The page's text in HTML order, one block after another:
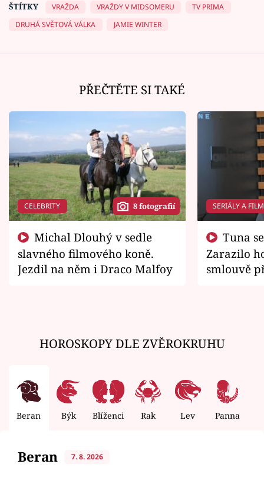
ŠTÍTKY
VRAŽDA VRAŽDY V MIDSOMERU
TV PRIMA
DRUHÁ SVĚTOVÁ VÁLKA
JAMIE WINTER
PŘEČTĚTE SI TAKÉ
CELEBRITY 8 fotografií
slavného filmového koně.
Jezdil na něm i Draco Malfoy
SERIÁLY A
Zarazilo
smlouvě
HOROSKOPY DLE ZVĚROKRUHU
Beran Býk Blíženci Rak Lev Panna
Beran 7. 8. 2026